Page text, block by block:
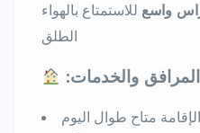
واسع للاستمتاع بالهواء
الطلق
:المرافق والخدمات
متاح طوال اليوم